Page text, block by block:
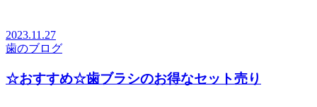
2023.11.27
歯のブログ
☆おすすめ☆歯ブラシのお得なセット売り